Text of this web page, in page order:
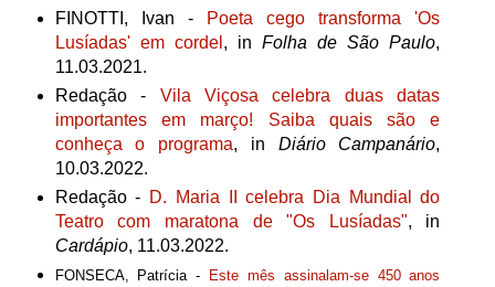
FINOTTI, Ivan -
Poeta cego transforma 'Os
Lusíadas' em cordel , inFolha de São Paulo,
11.03.2021.
Redação - Vila Viçosa celebra duas datas
importantes em março! Saiba quais são e
conheça o programa, in Diário Campanário,
10.03.2022.
Redação - D. Maria II celebra Dia Mundial do
Teatro com maratona de "Os Lusíadas", in
Cardápio, 11.03.2022.
FONSECA, Patrícia - Este mês assinalam-se 450 anos